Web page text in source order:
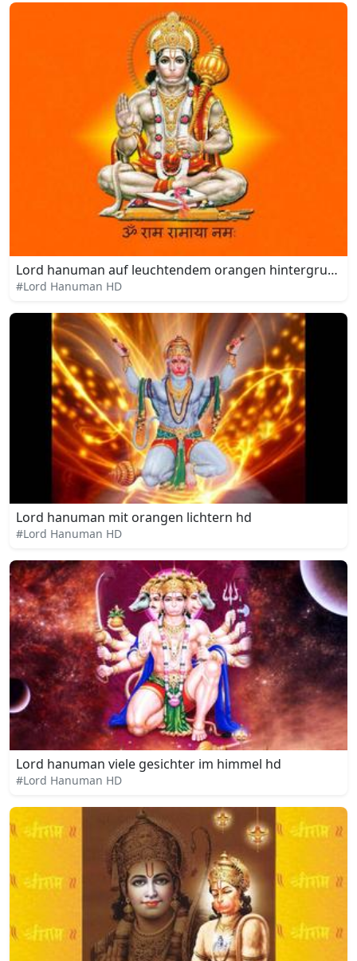
Lord hanuman auf leuchtendem orangen hintergrund
#Lord Hanuman HD
Lord hanuman mit orangen lichtern hd
#Lord Hanuman HD
Lord hanuman viele gesichter im himmel hd
#Lord Hanuman HD